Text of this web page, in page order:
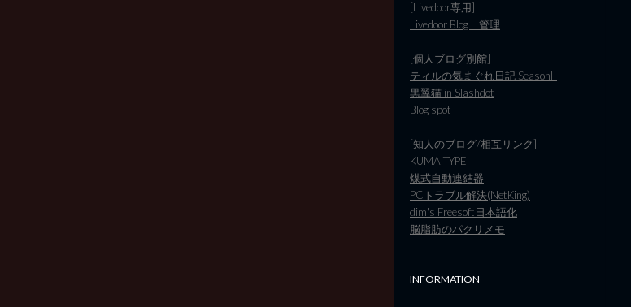
[Livedoor専用]
Livedoor Blog 管理
[個人ブログ別館]
ティルの気まぐれ日記 SeasonII
黒翼猫 in Slashdot
Blog spot
[知人のブログ/相互リンク]
KUMA TYPE
煤式自動連結器
PCトラブル解決(NetKing)
dim's Freesoft日本語化
脳脂肪のパクリメモ
INFORMATION